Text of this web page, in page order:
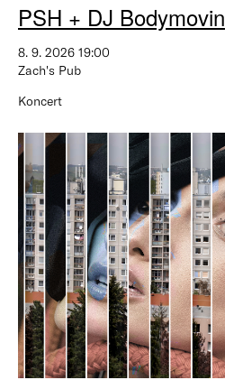
PSH + DJ Bodymovin
8. 9. 2026 19:00
Zach's Pub
Koncert